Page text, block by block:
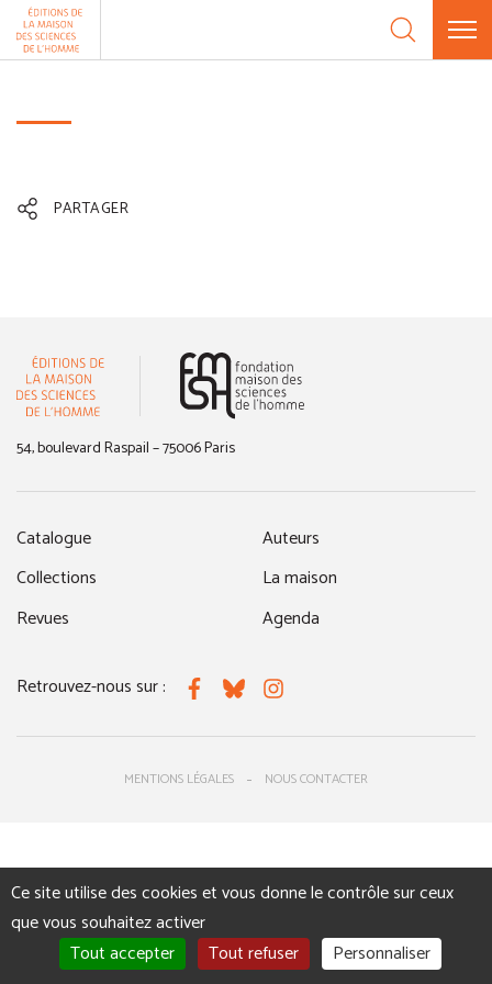
Aller au contenu
PARTAGER
54, boulevard Raspail – 75006 Paris
Catalogue
Collections
Revues
Auteurs
La maison
Agenda
Retrouvez-nous sur : FacebookBlueskyInstagram
MENTIONS LÉGALES NOUS CONTACTER
Panneau de gestion des cookies
Ce site utilise des cookies et vous donne le contrôle sur ceux
que vous souhaitez activer
Tout accepter
Tout refuser Personnaliser